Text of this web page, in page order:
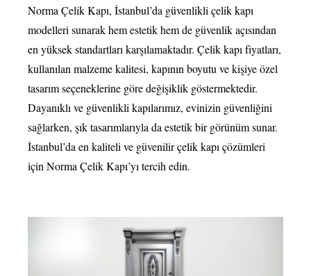
Norma Çelik Kapı, İstanbul’da güvenlikli çelik kapı
modelleri sunarak hem estetik hem de güvenlik açısından
en yüksek standartları karşılamaktadır. Çelik kapı fiyatları,
kullanılan malzeme kalitesi, kapının boyutu ve kişiye özel
tasarım seçeneklerine göre değişiklik göstermektedir.
Dayanıklı ve güvenlikli kapılarımız, evinizin güvenliğini
sağlarken, şık tasarımlarıyla da estetik bir görünüm sunar.
İstanbul’da en kaliteli ve güvenilir çelik kapı çözümleri
için Norma Çelik Kapı’yı tercih edin.